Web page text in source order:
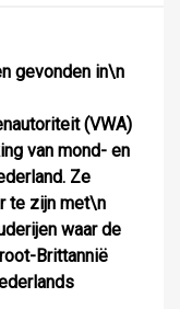
gevonden in\n
(VWA)
van mond- en
Ze
te zijn met\n
waar de
Brittannië